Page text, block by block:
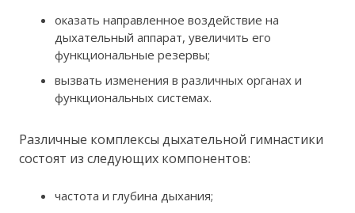
оказать направленное воздействие на
дыхательный аппарат, увеличить его
функциональные резервы;
вызвать изменения в различных органах и
функциональных системах.
Различные комплексы дыхательной гимнастики
состоят из следующих компонентов:
частота и глубина дыхания;